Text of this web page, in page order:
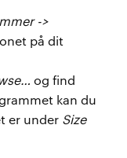
->
på dit
og find
kan du
er under Size